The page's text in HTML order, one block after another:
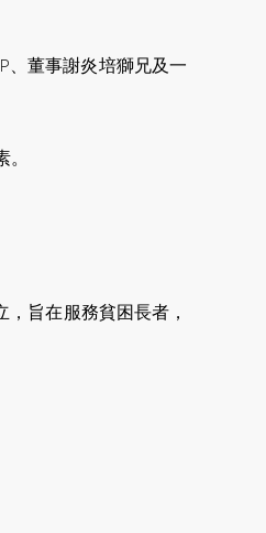
、董事謝炎培獅兄及一
旨在服務貧困長者，